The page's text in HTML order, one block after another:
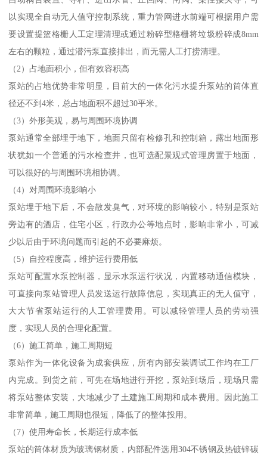
以实现全自动无人值守控制系统，重力管网进水前端可根据用户需
要设置提篮格栅人工定理清理或通过粉碎型格栅将垃圾粉碎成8mm
左右的颗粒，通过潜污泵直接排出，而无需人工打捞清理。
（2）占地面积小，但有效容积高
泵站的占地优势非常明显，目前大的一体化污水提升泵站的筒体直
径还不到4米，总占地面积不超过30平米。
（3）外形美观，易与周围环境协调
泵站通常全部埋于地下，地面只留有检修孔和控制箱，露出地面形
状犹如一个普通的污水检查井，也可选配景观式管理房置于地面，
可以很好的与周围环境相协调。
（4）对周围环境影响小
泵站埋于地下后，不会散发臭气，对环境的影响较小，特别是泵站
旁边有的酒店，住宅小区，行政办公等地点时，影响非常小，可减
少以后由于环境问题而引起的不必要麻烦。
（5）自控程度高，维护运行费用低
泵站可配置水泵控制器，显示水泵运行状况，内置移动通信模块，
可直接向泵站管理人员发送运行故障信息，实现真正的无人值守，
大大节省泵站运行的人工管理费用。可以减轻管理人员的劳动强
度，实现人员的合理化配置。
（6）施工简单，施工周期短
泵站作为一体化设备为成套供应，所有内部安装调试工作均在工厂
内完成。到货之前，可先在场地进行开挖，泵站到场后，现场只需
将泵站整体安装，大地减少了土建施工周期和成本费用。因此施工
非常简单，施工周期也很短，降低了的整体投用。
（7）使用寿命长，长期运行成本低
泵站的筒体材质为玻璃钢材质，内部配件选用304不锈钢及热镀锌碳